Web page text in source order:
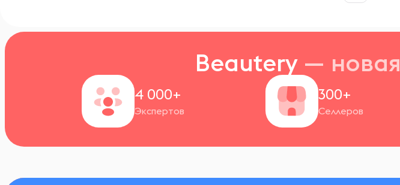
Beautery — новая
4 000+
Экспертов
300+
Селлеров